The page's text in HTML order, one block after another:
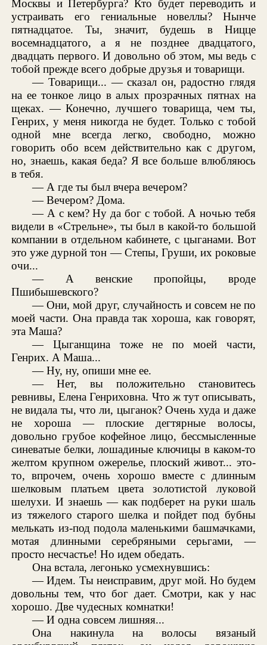
Москвы и Петербурга? Кто будет переводить и
устраивать его гениальные новеллы? Нынче
пятнадцатое. Ты, значит, будешь в Ницце
восемнадцатого, а я не позднее двадцатого,
двадцать первого. И довольно об этом, мы ведь с
тобой прежде всего добрые друзья и товарищи.
— Товарищи... — сказал он, радостно глядя
на ее тонкое лицо в алых прозрачных пятнах на
щеках. — Конечно, лучшего товарища, чем ты,
Генрих, у меня никогда не будет. Только с тобой
одной мне всегда легко, свободно, можно
говорить обо всем действительно как с другом,
но, знаешь, какая беда? Я все больше влюбляюсь
в тебя.
— А где ты был вчера вечером?
— Вечером? Дома.
— А с кем? Ну да бог с тобой. А ночью тебя
видели в «Стрельне», ты был в какой-то большой
компании в отдельном кабинете, с цыганами. Вот
это уже дурной тон — Степы, Груши, их роковые
очи...
— А венские пропойцы, вроде
Пшибышевского?
— Они, мой друг, случайность и совсем не по
моей части. Она правда так хороша, как говорят,
эта Маша?
— Цыганщина тоже не по моей части,
Генрих. А Маша...
— Ну, ну, опиши мне ее.
— Нет, вы положительно становитесь
ревнивы, Елена Генриховна. Что ж тут описывать,
не видала ты, что ли, цыганок? Очень худа и даже
не хороша — плоские дегтярные волосы,
довольно грубое кофейное лицо, бессмысленные
синеватые белки, лошадиные ключицы в каком-то
желтом крупном ожерелье, плоский живот... это-
то, впрочем, очень хорошо вместе с длинным
шелковым платьем цвета золотистой луковой
шелухи. И знаешь — как подберет на руки шаль
из тяжелого старого шелка и пойдет под бубны
мелькать из-под подола маленькими башмачками,
мотая длинными серебряными серьгами, —
просто несчастье! Но идем обедать.
Она встала, легонько усмехнувшись:
— Идем. Ты неисправим, друг мой. Но будем
довольны тем, что бог дает. Смотри, как у нас
хорошо. Две чудесных комнатки!
— И одна совсем лишняя...
Она накинула на волосы вязаный